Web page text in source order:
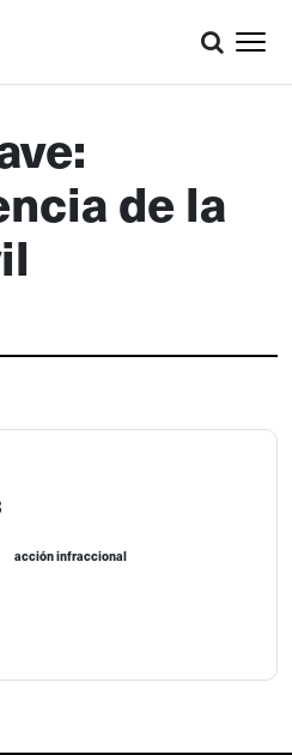
de la
acción infraccional